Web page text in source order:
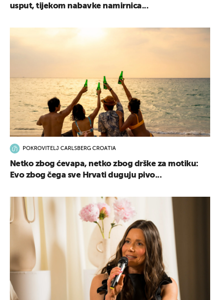
usput, tijekom nabavke namirnica...
POKROVITELJ CARLSBERG CROATIA
Netko zbog ćevapa, netko zbog drške za motiku:
Evo zbog čega sve Hrvati duguju pivo...